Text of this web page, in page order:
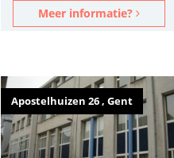
Meer informatie?
Apostelhuizen 26 , Gent